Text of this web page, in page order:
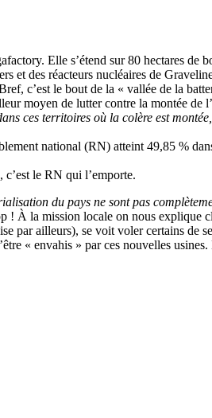
Elle s’étend sur 80 hectares de
et des réacteurs nucléaires de
c’est le bout de la « vallée de la
moyen de lutter contre la montée de
ces territoires où la colère est
national (RN) atteint 49,85 %
le RN qui l’emporte.
du pays ne sont pas
! À la mission locale on nous explique
par ailleurs), se voit voler certains de
« envahis » par ces nouvelles